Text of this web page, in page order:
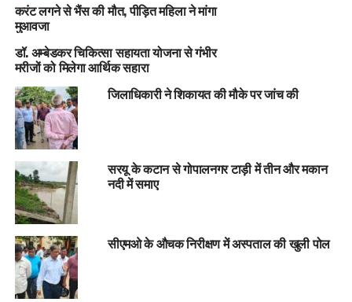
करंट लगने से भैंस की मौत, पीड़ित महिला ने मांगा
मुआवजा
डॉ. अम्बेडकर चिकित्सा सहायता योजना से गंभीर
मरीजों को मिलेगा आर्थिक सहारा
जिलाधिकारी ने शिकायत की मौके पर जांच की
सरयू के कटान से गोपालनगर टाड़ी में तीन और मकान
नदी में समाए
सीएमओ के औचक निरीक्षण में अस्पताल की खुली पोल